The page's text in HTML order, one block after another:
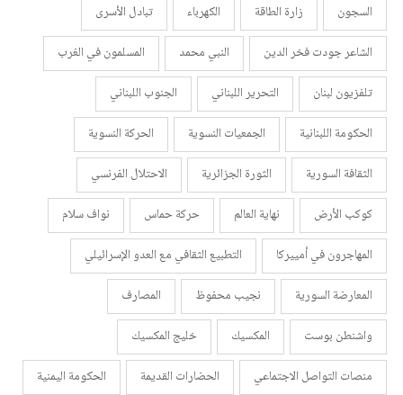
السجون
زارة الطاقة الكهرباء
تبادل الأسرى
الشاعر جودت فخر الدين
النبي محمد
المسلمون في الغرب
تلفزيون لبنان
التحرير اللبناني
الجنوب اللبناني
الحكومة اللبنانية
الجمعيات النسوية
الحركة النسوية
الثقافة السورية
الثورة الجزائرية
الاحتلال الفرنسي
كوكب الأرض
نهاية العالم حركة حماس
نواف سلام
المهاجرون في أمييركا
التطبيع الثقافي مع العدو الإسرائيلي
المعارضة السورية
نجيب محفوظ
المصارف
واشنطن بوست
المكسيك
خليج المكسيك
منصات التواصل الاجتماعي
الحضارات القديمة
الحكومة اليمنية